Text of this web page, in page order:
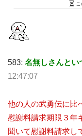
583: 名無しさんとい
12:47:07
他の人の武勇伝に比
慰謝料請求期限３年
聞いて慰謝料請求し